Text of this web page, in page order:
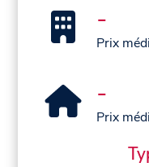
-
Prix
-
Prix